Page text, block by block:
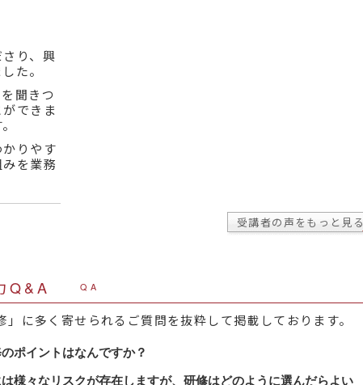
り、興
た。
聞きつ
できま
りやす
を業務
受講者の声をもっと見る
Q&A QA
に多く寄せられるご質問を抜粋して掲載しております。
ポイントはなんですか？
様々なリスクが存在しますが、研修はどのように選んだらよい